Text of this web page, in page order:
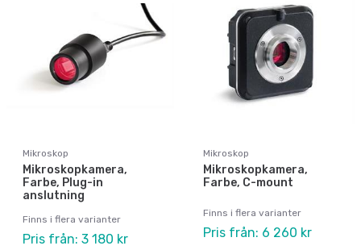
Mikroskop
Mikroskopkamera,
Farbe, Plug-in
anslutning
Finns i flera varianter
Pris från: 3 180 kr
Mikroskop
Mikroskopkamera,
Farbe, C-mount
Finns i flera varianter
Pris från: 6 260 kr